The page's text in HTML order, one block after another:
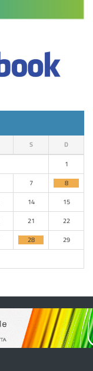
S D
1
7
8
14
15
21
22
28
29